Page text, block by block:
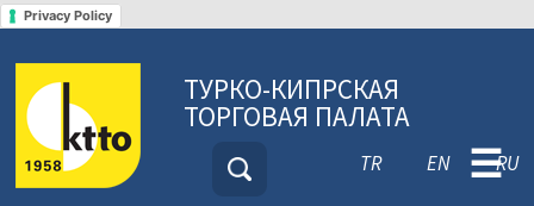
Privacy Policy
ТУРКО-КИПРСКАЯ
ТОРГОВАЯ ПАЛАТА
TR EN RU
☰